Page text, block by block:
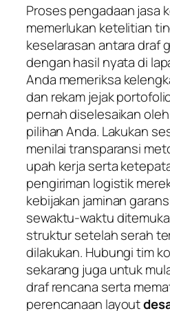
Proses pengadaan jasa
memerlukan ketelitian
keselarasan antara draf
dengan hasil nyata di
Anda memeriksa
dan rekam jejak
pernah diselesaikan
pilihan Anda. Lakukan
menilai transparansi
upah kerja serta
pengiriman logistik
kebijakan jaminan
sewaktu-waktu
struktur setelah serah
dilakukan. Hubungi tim
sekarang juga untuk
draf rencana serta
perencanaan layout